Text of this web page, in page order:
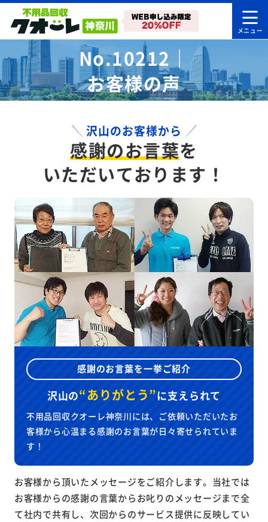
No.10212｜
お客様の声
沢山のお客様から
感謝のお言葉を
いただいております！
感謝のお言葉を一挙ご紹介
沢山の“ありがとう”に支えられて
不用品回収クオーレ神奈川には、ご依頼いただいたお
客様から心温まる感謝のお言葉が日々寄せられていま
す！
お客様から頂いたメッセージをご紹介します。当社では
お客様からの感謝の言葉からお叱りのメッセージまで全
て社内で共有し、次回からのサービス提供に反映してい